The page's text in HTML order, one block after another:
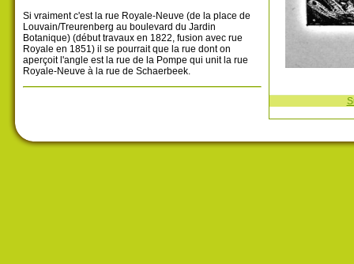
Si vraiment c'est la rue Royale-Neuve (de la place de
Louvain/Treurenberg au boulevard du Jardin
Botanique) (début travaux en 1822, fusion avec rue
Royale en 1851) il se pourrait que la rue dont on
aperçoit l'angle est la rue de la Pompe qui unit la rue
Royale-Neuve à la rue de Schaerbeek.